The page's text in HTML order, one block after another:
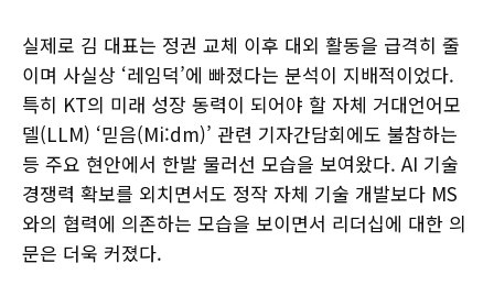
실제로 김 대표는 정권 교체 이후 대외 활동을 급격히 줄
이며 사실상 ‘레임덕’에 빠졌다는 분석이 지배적이었다.
특히 KT의 미래 성장 동력이 되어야 할 자체 거대언어모
델(LLM) ‘믿음(Mi:dm)’ 관련 기자간담회에도 불참하는
등 주요 현안에서 한발 물러선 모습을 보여왔다. AI 기술
경쟁력 확보를 외치면서도 정작 자체 기술 개발보다 MS
와의 협력에 의존하는 모습을 보이면서 리더십에 대한 의
문은 더욱 커졌다.